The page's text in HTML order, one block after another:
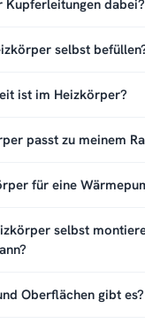
dabei?
selbst
ist im Heizkörper?
passt zu meinem
für eine
selbst
Oberflächen gibt es?